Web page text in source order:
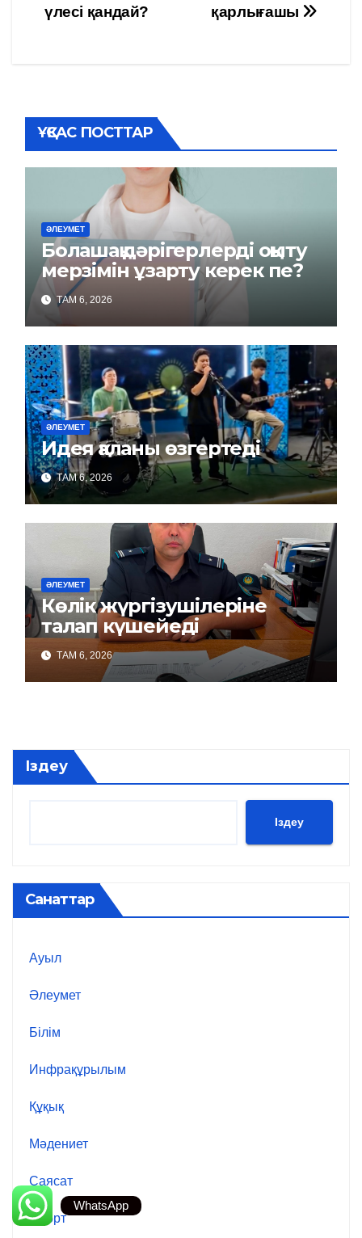
по
қарлығашы
үлесі қандай?
ҰҚСАС ПОСТТАР
ӘЛЕУМЕТ
Болашақ дәрігерлерді оқыту
мерзімін ұзарту керек пе?
ТАМ 6, 2026
ӘЛЕУМЕТ
Идея қаланы өзгертеді
ТАМ 6, 2026
ӘЛЕУМЕТ
Көлік жүргізушілеріне
талап күшейеді
ТАМ 6, 2026
Іздеу
Іздеу
Санаттар
Ауыл
Әлеумет
Білім
Инфрақұрылым
Құқық
Мәдениет
Саясат
Спорт
WhatsApp